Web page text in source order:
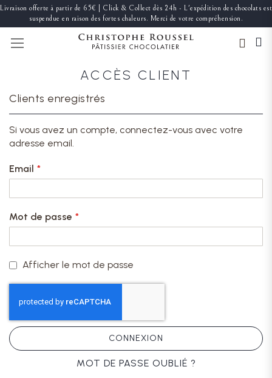
Livraison offerte à partir de 65€ | Click & Collect dès 24h - L'expédition des chocolats est
suspendue en raison des fortes chaleurs. Merci de votre compréhension.
ACCÈS CLIENT
Clients enregistrés
Si vous avez un compte, connectez-vous avec votre
adresse email.
Email
Mot de passe
Afficher le mot de passe
CONNEXION
MOT DE PASSE OUBLIÉ ?